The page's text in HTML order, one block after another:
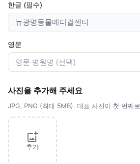
한글 (필수)
영문
사진을 추가해 주세요
JPG, PNG (최대 5MB). 대표 사진이 첫 번째
추가